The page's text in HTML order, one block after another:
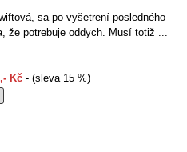
sa po vyšetrení posledného
že potrebuje oddych. Musí totiž ...
Kč - (sleva 15 %)